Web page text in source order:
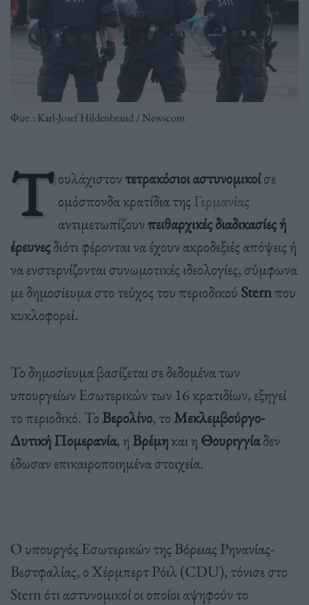
Φωτ.: Karl-Josef Hildenbrand / Newscom
Τ ουλάχιστοντετρακόσιοι αστυνομικοίσε
ομόσπονδα κρατίδια της Γερμανίας
αντιμετωπίζουνπειθαρχικές διαδικασίες ή
έρευνεςδιότι φέρονται να έχουν ακροδεξιές απόψεις ή
να ενστερνίζονται συνωμοτικές ιδεολογίες, σύμφωνα
με δημοσίευμα στο τεύχος του περιοδικού Sternπου
κυκλοφορεί.
Το δημοσίευμα βασίζεται σε δεδομένα των
υπουργείων Εσωτερικών των 16 κρατιδίων, εξηγεί
το περιοδικό. ΤοΒερολίνο, τοΜεκλεμβούργο-
Δυτική Πομερανία, ηΒρέμηκαι η Θουριγγίαδεν
έδωσαν επικαιροποιημένα στοιχεία.
Ο υπουργός Εσωτερικών της Βόρειας Ρηνανίας-
Βεστφαλίας, ο Χέρμπερτ Ρόιλ (CDU), τόνισε στο
Stern ότι αστυνομικοί οι οποίοι αψηφούν το